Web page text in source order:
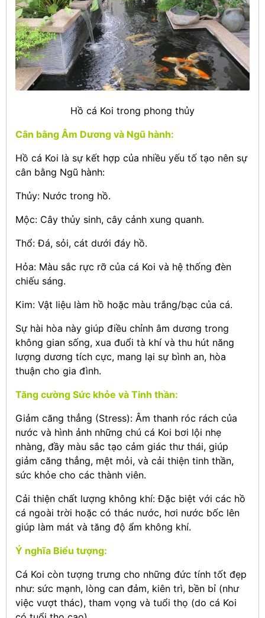
Hồ cá Koi trong phong thủy
Cân bằng Âm Dương và Ngũ hành:
Hồ cá Koi là sự kết hợp của nhiều yếu tố tạo nên sự
cân bằng Ngũ hành:
Thủy: Nước trong hồ.
Mộc: Cây thủy sinh, cây cảnh xung quanh.
Thổ: Đá, sỏi, cát dưới đáy hồ.
Hỏa: Màu sắc rực rỡ của cá Koi và hệ thống đèn
chiếu sáng.
Kim: Vật liệu làm hồ hoặc màu trắng/bạc của cá.
Sự hài hòa này giúp điều chỉnh âm dương trong
không gian sống, xua đuổi tà khí và thu hút năng
lượng dương tích cực, mang lại sự bình an, hòa
thuận cho gia đình.
Tăng cường Sức khỏe và Tinh thần:
Giảm căng thẳng (Stress): Âm thanh róc rách của
nước và hình ảnh những chú cá Koi bơi lội nhẹ
nhàng, đầy màu sắc tạo cảm giác thư thái, giúp
giảm căng thẳng, mệt mỏi, và cải thiện tinh thần,
sức khỏe cho các thành viên.
Cải thiện chất lượng không khí: Đặc biệt với các hồ
cá ngoài trời hoặc có thác nước, hơi nước bốc lên
giúp làm mát và tăng độ ẩm không khí.
Ý nghĩa Biểu tượng:
Cá Koi còn tượng trưng cho những đức tính tốt đẹp
như: sức mạnh, lòng can đảm, kiên trì, bền bỉ (như
việc vượt thác), tham vọng và tuổi thọ (do cá Koi